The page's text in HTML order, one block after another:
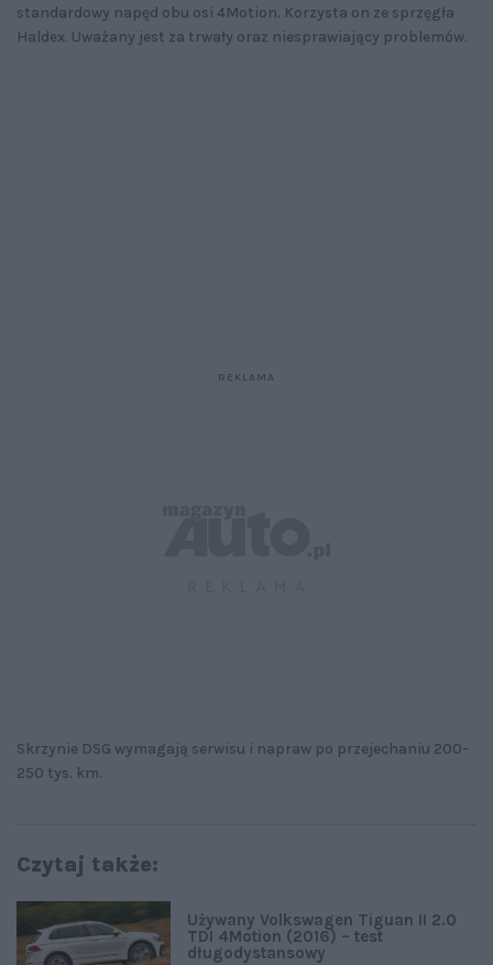
standardowy napęd obu osi 4Motion. Korzysta on ze sprzęgła
Haldex. Uważany jest za trwały oraz niesprawiający problemów.
Skrzynie DSG wymagają serwisu i napraw po przejechaniu 200-
250 tys. km.
Czytaj także:
Używany Volkswagen Tiguan II 2.0
TDI 4Motion (2016) – test
długodystansowy